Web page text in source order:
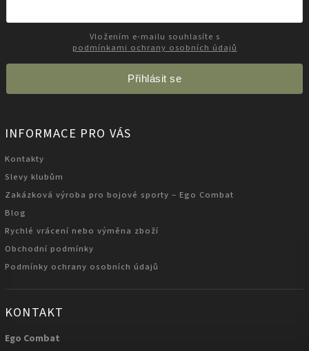
podmínkami ochrany osobních údajů
Přihlásit se
INFORMACE PRO VÁS
Kontakty
Slevy klubům
Zakázková výroba pro bojové sporty – Ego Combat
Blog
Rychlé vrácení nebo výměna zboží
Obchodní podmínky
Podmínky ochrany osobních údajů
KONTAKT
Ego Combat